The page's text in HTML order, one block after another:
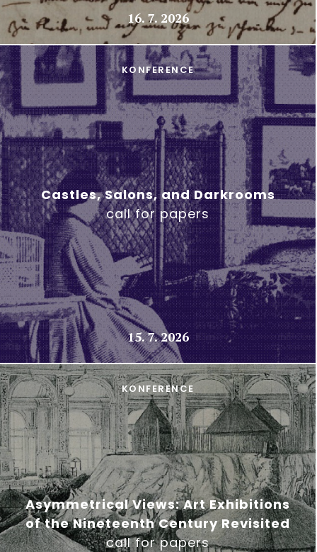
16. 7. 2026
Castles, Salons, and Darkrooms
call for papers
KONFERENCE
15. 7. 2026
Asymmetrical Views: Art Exhibitions
of the Nineteenth Century Revisited
call for papers
KONFERENCE